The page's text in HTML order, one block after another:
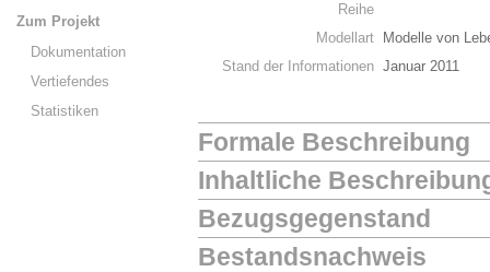
Zum Projekt
Dokumentation
Vertiefendes
Statistiken
Reihe
Modellart
Modelle von
Stand der Informationen Januar 2011
Formale Beschreibung
Inhaltliche
Bezugsgegenstand
Bestandsnachweis